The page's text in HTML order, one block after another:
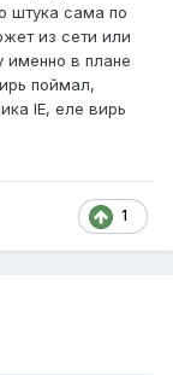
штука сама по
из сети или
именно в плане
поймал,
IE, еле вирь
1